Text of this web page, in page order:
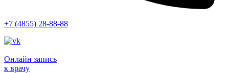
+7 (4855) 28-88-88
Онлайн запись
к врачу